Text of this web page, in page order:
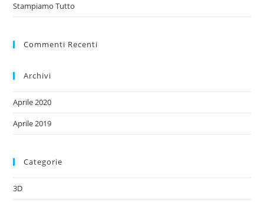
Stampiamo Tutto
Commenti Recenti
Archivi
Aprile 2020
Aprile 2019
Categorie
3D